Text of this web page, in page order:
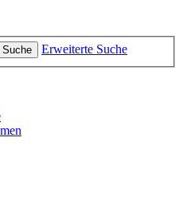
Suche Erweiterte Suche